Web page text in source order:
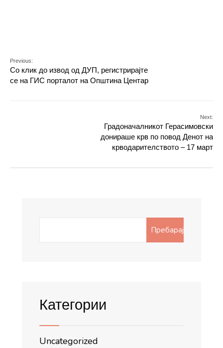
Previous:
Со клик до извод од ДУП, регистрирајте
се на ГИС порталот на Општина Центар
Next:
Градоначалникот Герасимовски
донираше крв по повод Денот на
крводарителството – 17 март
Пребарај
Категории
Uncategorized